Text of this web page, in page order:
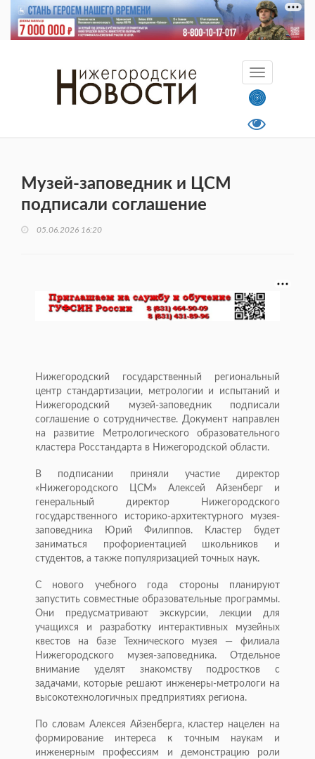
Музей-заповедник и ЦСМ
подписали соглашение
05.06.2026 16:20
Нижегородский государственный региональный
центр стандартизации, метрологии и испытаний и
Нижегородский музей-заповедник подписали
соглашение о сотрудничестве. Документ направлен
на развитие Метрологического образовательного
кластера Росстандарта в Нижегородской области.
В подписании приняли участие директор
«Нижегородского ЦСМ» Алексей Айзенберг и
генеральный директор Нижегородского
государственного историко-архитектурного музея-
заповедника Юрий Филиппов. Кластер будет
заниматься профориентацией школьников и
студентов, а также популяризацией точных наук.
С нового учебного года стороны планируют
запустить совместные образовательные программы.
Они предусматривают экскурсии, лекции для
учащихся и разработку интерактивных музейных
квестов на базе Технического музея — филиала
Нижегородского музея-заповедника. Отдельное
внимание уделят знакомству подростков с
задачами, которые решают инженеры-метрологи на
высокотехнологичных предприятиях региона.
По словам Алексея Айзенберга, кластер нацелен на
формирование интереса к точным наукам и
инженерным профессиям и демонстрацию роли